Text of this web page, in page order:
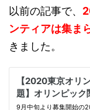
以前の記事で、
ンティアは集ま
きました。